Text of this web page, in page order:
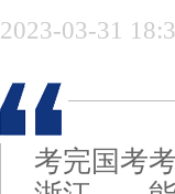
2023-03-31
考完国考